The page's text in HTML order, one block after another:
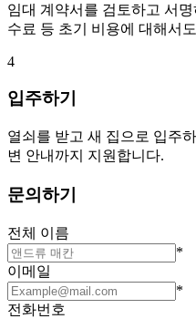
임대 계약서를 검토하고 서
수료 등 초기 비용에 대해서
4
입주하기
열쇠를 받고 새 집으로 입주
변 안내까지 지원합니다.
문의하기
전체 이름
*
이메일
*
전화번호